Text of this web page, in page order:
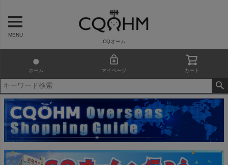
MENU
CQオーム
ホーム マイページ カート